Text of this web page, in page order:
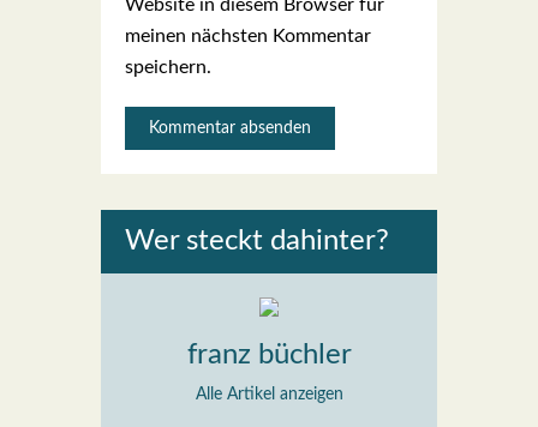
Website in diesem Browser für
meinen nächsten Kommentar
speichern.
Wer steckt dahin­ter?
franz büchler
Alle Artikel anzeigen